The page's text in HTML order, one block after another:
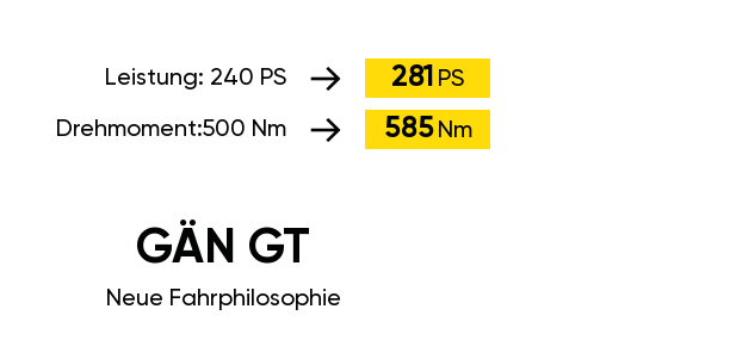
Leistung: 240 PS 281 PS
Drehmoment:500 Nm 585 Nm
GÄN GT
Neue Fahrphilosophie